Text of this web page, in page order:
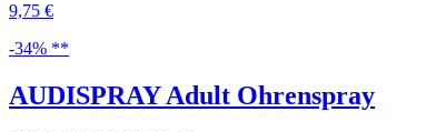
9,75 €
-34% **
AUDISPRAY Adult Ohrenspray